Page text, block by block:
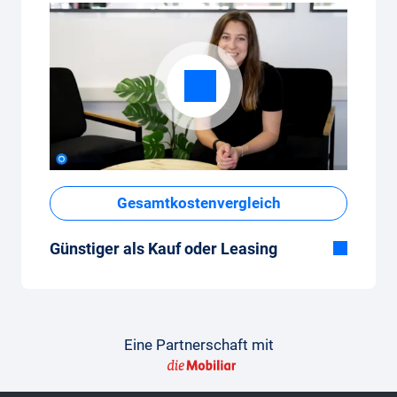
Gesamtkostenvergleich
Günstiger als Kauf oder Leasing
Leasing oder Neuwagenkauf tief.
So gelingt der Vergleich
Damit der Vergleich gelingt, findest du hier
Eine Partnerschaft mit